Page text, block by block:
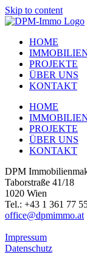
Skip to content
HOME
PROJEKTE
ÜBER UNS
KONTAKT
HOME
PROJEKTE
ÜBER UNS
KONTAKT
DPM
Taborstraße 41/18
1020 Wien
Tel.: +43 1 361 77
office@dpmimmo.at
Impressum
Datenschutz